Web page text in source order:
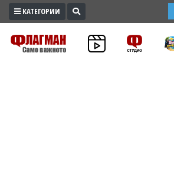
ПРОМО
ЗОНА
КАТЕГОРИИ